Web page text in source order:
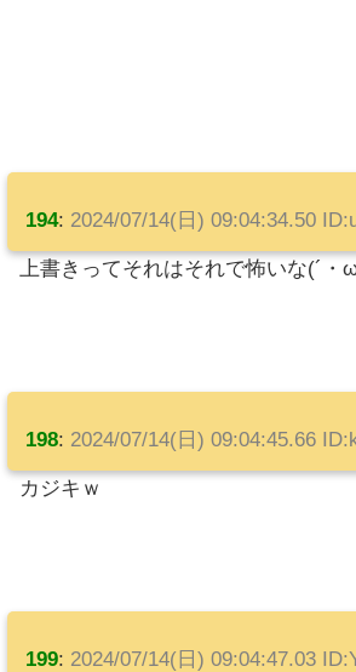
194: 2024/07/14(日) 09:04:34.50
上書きってそれはそれで怖いな(´・
198: 2024/07/14(日) 09:04:45.66
カジキｗ
199: 2024/07/14(日) 09:04:47.03